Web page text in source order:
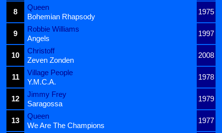
8
Queen
1975
Bohemian Rhapsody
9
Robbie Williams
1997
Angels
10
Christoff
2008
Zeven Zonden
11
Village People
1978
Y.M.C.A.
12
Jimmy Frey
1979
Saragossa
13
Queen
1977
We Are The Champions